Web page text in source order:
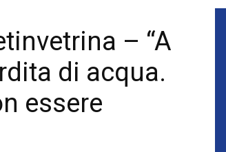
– “A
di acqua.
essere